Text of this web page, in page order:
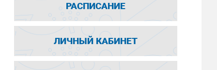
РАСПИСАНИЕ
ЛИЧНЫЙ КАБИНЕТ